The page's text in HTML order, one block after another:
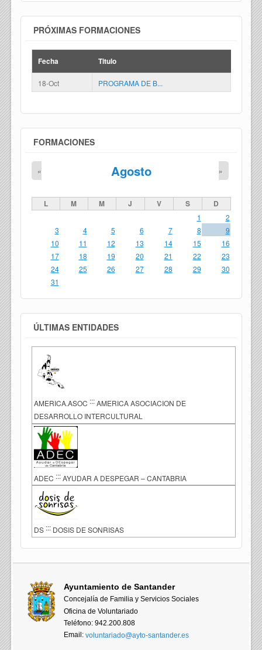
PRÓXIMAS FORMACIONES
Fecha Titulo
18-Oct PROGRAMA DE B...
FORMACIONES
Agosto
« »
L M M J V S D
1
2
3
4 5 6 7 8
9
10
11 12 13 14 15
16
17
18 19 20 21 22
23
24
25 26 27 28 29
30
31
ÚLTIMAS ENTIDADES
AMERICA.ASOC ::: AMERICA ASOCIACION DE
DESARROLLO INTERCULTURAL
ADEC ::: AYUDAR A DESPEGAR – CANTABRIA
DS ::: DOSIS DE SONRISAS
Ayuntamiento de Santander
Concejalía de Familia y Servicios Sociales
Oficina de Voluntariado
Teléfono: 942.200.808
Email:voluntariado@ayto-santander.es